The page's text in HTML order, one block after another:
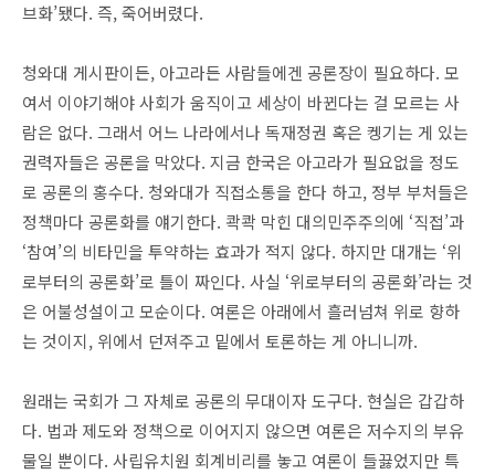
브화’됐다. 즉, 죽어버렸다.
청와대 게시판이든, 아고라든 사람들에겐 공론장이 필요하다. 모
여서 이야기해야 사회가 움직이고 세상이 바뀐다는 걸 모르는 사
람은 없다. 그래서 어느 나라에서나 독재정권 혹은 켕기는 게 있는
권력자들은 공론을 막았다. 지금 한국은 아고라가 필요없을 정도
로 공론의 홍수다. 청와대가 직접소통을 한다 하고, 정부 부처들은
정책마다 공론화를 얘기한다. 콱콱 막힌 대의민주주의에 ‘직접’과
‘참여’의 비타민을 투약하는 효과가 적지 않다. 하지만 대개는 ‘위
로부터의 공론화’로 틀이 짜인다. 사실 ‘위로부터의 공론화’라는 것
은 어불성설이고 모순이다. 여론은 아래에서 흘러넘쳐 위로 향하
는 것이지, 위에서 던져주고 밑에서 토론하는 게 아니니까.
원래는 국회가 그 자체로 공론의 무대이자 도구다. 현실은 갑갑하
다. 법과 제도와 정책으로 이어지지 않으면 여론은 저수지의 부유
물일 뿐이다. 사립유치원 회계비리를 놓고 여론이 들끓었지만 특